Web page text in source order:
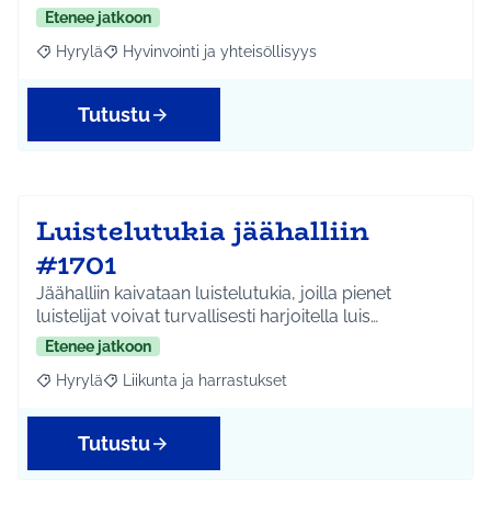
Etenee jatkoon
Rajaa tulokset aihepiirin mukaan: Hyrylä
Hyrylä Rajaa tulokset teeman mukaan: Hyvinvointi ja
Hyvinvointi ja yhteisöllisyys
Tutustu
Luistelutukia jäähalliin
#1701
Jäähalliin kaivataan luistelutukia, joilla pienet
luistelijat voivat turvallisesti harjoitella luis…
Etenee jatkoon
Rajaa tulokset aihepiirin mukaan: Hyrylä
Hyrylä Rajaa tulokset teeman mukaan: Liikunta ja
Liikunta ja harrastukset
Tutustu